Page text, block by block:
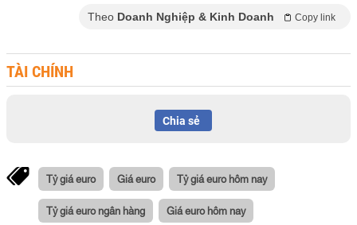
Theo Doanh Nghiệp & Kinh Doanh Copy link
TÀI CHÍNH
Chia sẻ
Tỷ giá euro Giá euro Tỷ giá euro hôm nay
Tỷ giá euro ngân hàng Giá euro hôm nay